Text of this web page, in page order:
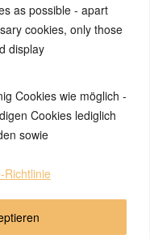
as possible - apart
cookies, only those
display
Cookies wie möglich -
Cookies lediglich
sowie
Richtlinie
keinerlei Gewähr für die
der Informationen auf dieser
ausschließen. Dies gilt
angeboten werden. Wir
mittels eines Links oder
Ferner haften wir
zurückgeführt werden
Contacto